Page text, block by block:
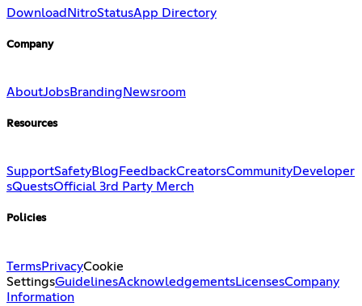
DownloadNitroStatusApp Directory
Company
AboutJobsBranding Newsroom
Resources
SupportSafetyBlog FeedbackCreatorsCommunityDeveloper
sQuestsOfficial 3rd Party Merch
Policies
TermsPrivacyCookie
SettingsGuidelinesAcknowledgementsLicensesCompany
Information